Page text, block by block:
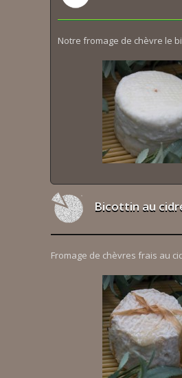
Notre fromage de chèvre le
Bicottin au
Fromage de chèvres frais au